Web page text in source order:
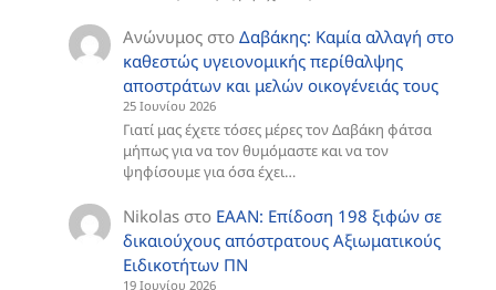
Ανώνυμος στοΔαβάκης: Καμία αλλαγή στο
καθεστώς υγειονομικής περίθαλψης
αποστράτων και μελών οικογένειάς τους
25 Ιουνίου 2026
Γιατί μας έχετε τόσες μέρες τον Δαβάκη φάτσα
μήπως για να τον θυμόμαστε και να τον
ψηφίσουμε για όσα έχει…
Nikolas στο ΕΑΑΝ: Επίδοση 198 ξιφών σε
δικαιούχους απόστρατους Αξιωματικούς
Ειδικοτήτων ΠΝ
19 Ιουνίου 2026